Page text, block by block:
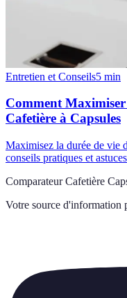
Entretien et Conseils5 min
Comment
Cafetière à Capsules
Maximisez la durée de vie
conseils pratiques et
Comparateur Cafetière
Votre source d'information